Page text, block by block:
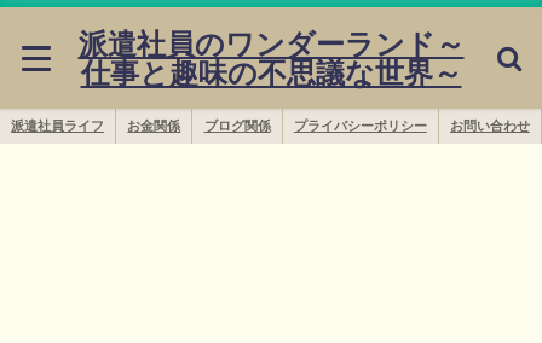
派遣社員のワンダーランド～
仕事と趣味の不思議な世界～
派遣社員ライフ お金関係 ブログ関係 プライバシーポリシー お問い合わせ